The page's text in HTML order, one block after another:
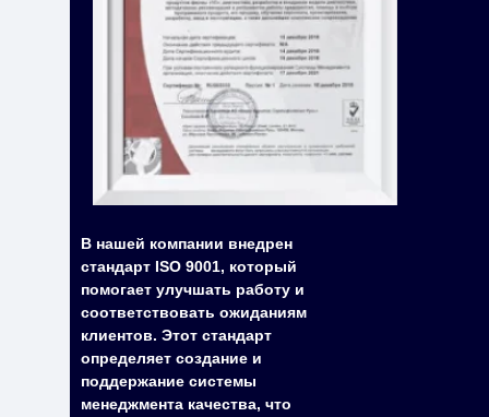
В нашей компании внедрен
стандарт ISO 9001, который
помогает улучшать работу и
соответствовать ожиданиям
клиентов. Этот стандарт
определяет создание и
поддержание системы
менеджмента качества, что